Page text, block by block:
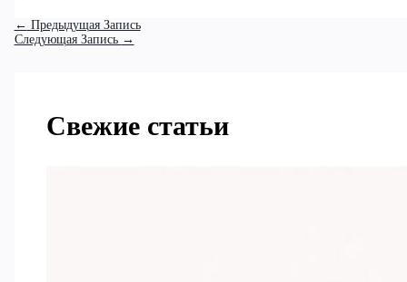
← Предыдущая Запись
Следующая Запись →
Свежие статьи